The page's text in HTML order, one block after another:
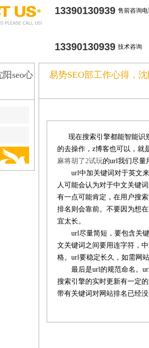
13390130939 售前咨询
13390130939 技术咨询
阳seo心
易势SEO部工作心得，
现在搜索引擎都能智能识
的去操作，z博客也可以，就
麻将胡了2试玩的url我们尽量
url中加关键词对于英文来
人可能会认为对于中文关键
有一点可能肯定，在用户搜
排名则会靠前。不要因为想
宜太长。
url尽量简短，要包含关键
文关键词之间要用连字符，
格。url要稳定长久，如需网
最后是url的规范命名。url
搜索引擎的实时更新有一定
带有关键词对网站排名已经